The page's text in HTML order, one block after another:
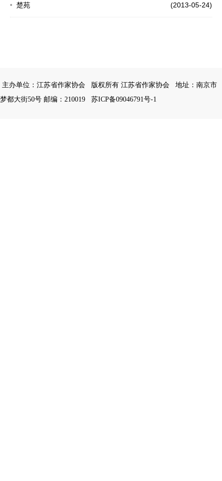
(2013-05-24)
楚苑
主办单位：江苏省作家协会 版权所有 江苏省作家协会
地址：南京市
梦都大街50号 邮编：210019
苏ICP备09046791号-1